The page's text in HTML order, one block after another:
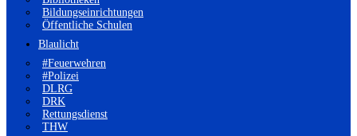
Bildungseinrichtungen
Öffentliche Schulen
Blaulicht
#Feuerwehren
#Polizei
DLRG
DRK
Rettungsdienst
THW